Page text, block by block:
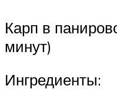
Карп в
минут)
Ингредиенты: